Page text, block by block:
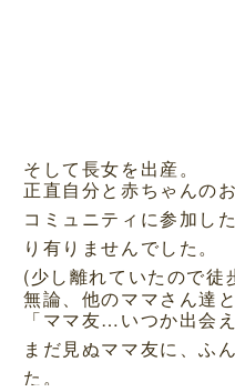
そして長女を出産。
正直自分と赤ちゃんの
コミュニティに参加し
り有りませんでした。
(少し離れていたので徒
無論、他のママさん達
「ママ友…いつか出会
まだ見ぬママ友に、ふ
た。